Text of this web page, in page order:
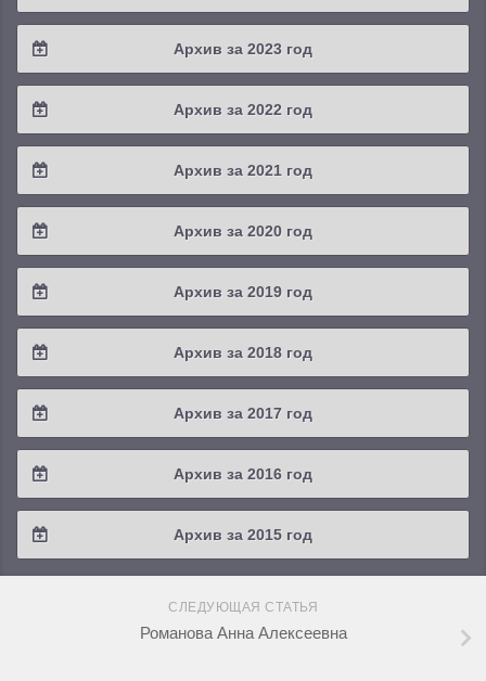
2025 / #3
2025 / #1
2024 / #4
2024 / #3
2024 / #1
Архив за 2023 год
2023 / #4
2023 / #3
2023 / #1
Архив за 2022 год
2022 / #4
2022 / #3
2022 / #1
Архив за 2021 год
2021 / #4
2021 / #3
2021 / #1
Архив за 2020 год
2020 / #4
2020 / #3
2020 / #1
Архив за 2019 год
2019 / #4
2019 / #3
2019 / #1
Архив за 2018 год
2018 / #4
2018 / #3
2018 / #1
Архив за 2017 год
2017 / #4
2017 / #3
2017 / #1
Архив за 2016 год
2016 / #4
2016 / #3
2016 / #2
Архив за 2015 год
2015 / #3
2015 / #2
СЛЕДУЮЩАЯ СТАТЬЯ
Романова Анна Алексеевна